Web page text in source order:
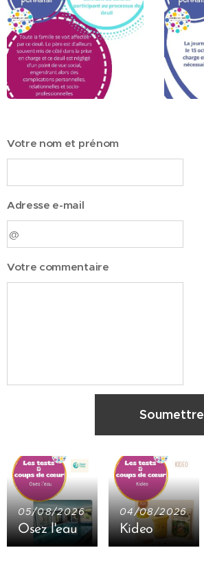
Votre nom et prénom
Adresse e-mail
Votre commentaire
Soumettre
05/08/2026
Osez l'eau
04/08/2026
Kideo